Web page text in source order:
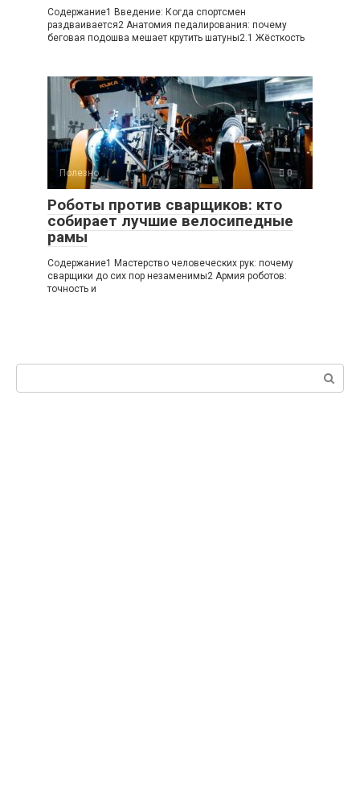
Содержание1 Введение: Когда спортсмен
раздваивается2 Анатомия педалирования: почему
беговая подошва мешает крутить шатуны2.1 Жёсткость
Полезно 0
Роботы против сварщиков: кто
собирает лучшие велосипедные
рамы
Содержание1 Мастерство человеческих рук: почему
сварщики до сих пор незаменимы2 Армия роботов:
точность и